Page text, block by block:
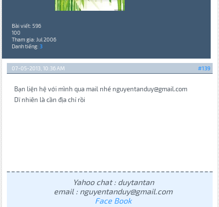
Bài viết: 596
100
Tham gia: Jul 2006
Danh tiếng: 3
#139
07-05-2013, 10:36 AM
Bạn liện hệ với mình qua mail nhé nguyentanduy@gmail.com
Dĩ nhiên là cần địa chỉ rồi
Yahoo chat : duytantan
email : nguyentanduy@gmail.com
Face Book